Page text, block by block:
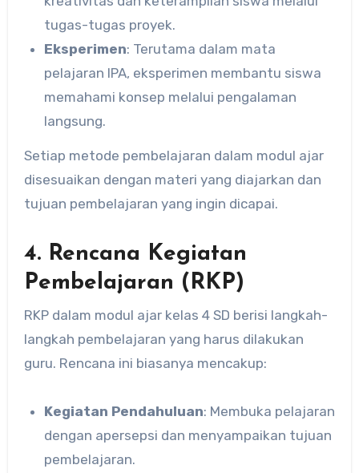
tugas-tugas proyek.
Eksperimen: Terutama dalam mata
pelajaran IPA, eksperimen membantu siswa
memahami konsep melalui pengalaman
langsung.
Setiap metode pembelajaran dalam modul ajar
disesuaikan dengan materi yang diajarkan dan
tujuan pembelajaran yang ingin dicapai.
4. Rencana Kegiatan
Pembelajaran (RKP)
RKP dalam modul ajar kelas 4 SD berisi langkah-
langkah pembelajaran yang harus dilakukan
guru. Rencana ini biasanya mencakup:
Kegiatan Pendahuluan: Membuka pelajaran
dengan apersepsi dan menyampaikan tujuan
pembelajaran.